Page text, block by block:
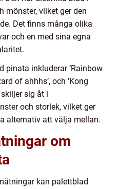
mönster, vilket ger den
Det finns många olika
och en med sina egna
pinata inkluderar ’Rainbow
of ahhhs’, och ’Kong
sig åt i
och storlek, vilket ger
alternativ att välja mellan.
om
kan palettblad